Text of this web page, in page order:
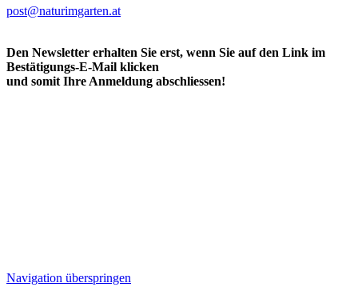
post@naturimgarten.at
Den Newsletter erhalten Sie erst, wenn Sie auf den Link im
Bestätigungs-E-Mail klicken
und somit Ihre Anmeldung abschliessen!
Navigation überspringen